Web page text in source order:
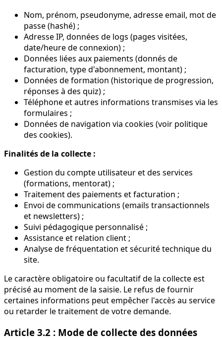
Nom, prénom, pseudonyme, adresse email, mot de
passe (hashé) ;
Adresse IP, données de logs (pages visitées,
date/heure de connexion) ;
Données liées aux paiements (donnés de
facturation, type d'abonnement, montant) ;
Données de formation (historique de progression,
réponses à des quiz) ;
Téléphone et autres informations transmises via les
formulaires ;
Données de navigation via cookies (voir politique
des cookies).
Finalités de la collecte :
Gestion du compte utilisateur et des services
(formations, mentorat) ;
Traitement des paiements et facturation ;
Envoi de communications (emails transactionnels
et newsletters) ;
Suivi pédagogique personnalisé ;
Assistance et relation client ;
Analyse de fréquentation et sécurité technique du
site.
Le caractère obligatoire ou facultatif de la collecte est
précisé au moment de la saisie. Le refus de fournir
certaines informations peut empêcher l'accès au service
ou retarder le traitement de votre demande.
Article 3.2 : Mode de collecte des données